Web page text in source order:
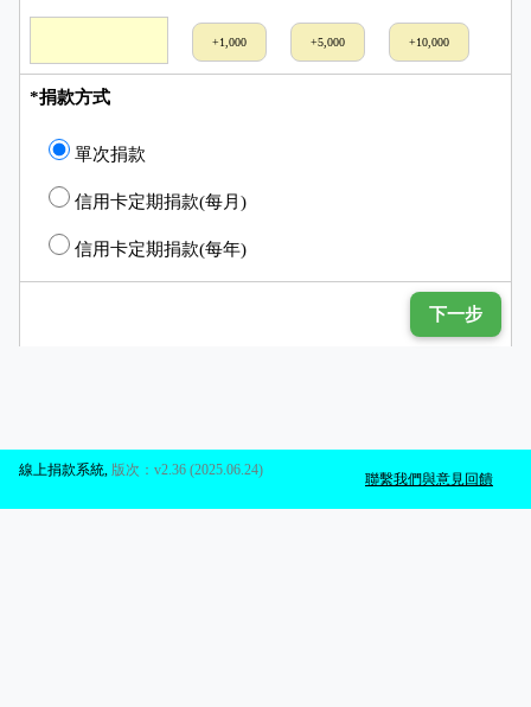
+1,000 +5,000 +10,000
*捐款方式
單次捐款
信用卡定期捐款(每月)
信用卡定期捐款(每年)
下一步
聯繫我們與意見回饋
線上捐款系統 版次：v2.36 (2025.06.24)